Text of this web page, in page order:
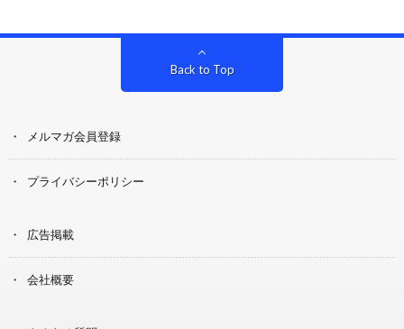
Back to Top
メルマガ会員登録
プライバシーポリシー
広告掲載
会社概要